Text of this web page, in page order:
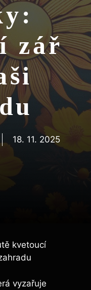
zář
18. 11. 2025
kvetoucí
vyzařuje